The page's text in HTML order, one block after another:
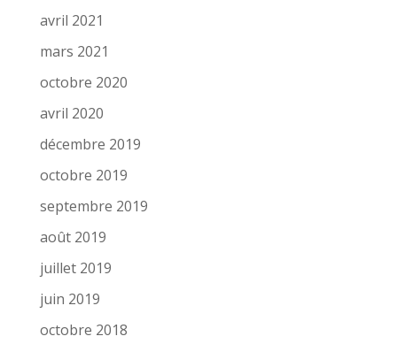
avril 2021
mars 2021
octobre 2020
avril 2020
décembre 2019
octobre 2019
septembre 2019
août 2019
juillet 2019
juin 2019
octobre 2018